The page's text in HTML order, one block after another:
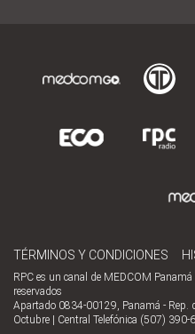
TÉRMINOS Y CONDICIONES
RPC es un canal de MEDCOM
reservados
Apartado 0834-00129, Panamá - Rep.
Octubre | Central Telefónica (507) 390-